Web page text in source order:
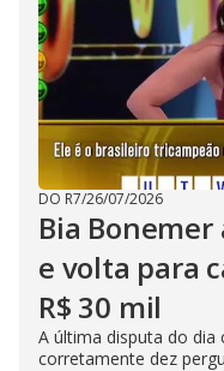
DO R7/26/07/2026
Bia
e volta para
R$ 30 mil
A última disputa do dia
corretamente dez